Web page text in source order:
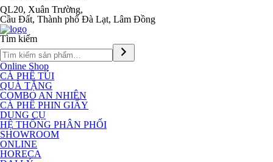
QL20, Xuân Trường,
Cầu Đất, Thành phố Đà Lạt, Lâm Đồng
Tìm kiếm
Online Shop
CÀ PHÊ TÚI
QUÀ TẶNG
COMBO AN NHIÊN
CÀ PHÊ PHIN GIẤY
DỤNG CỤ
HỆ THỐNG PHÂN PHỐI
SHOWROOM
ONLINE
HORECA